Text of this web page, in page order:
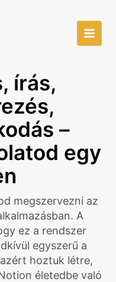
Main
írás,
–
egy
megszervezni az
A
ez a rendszer
egyszerű a
hoztuk létre,
életedbe való